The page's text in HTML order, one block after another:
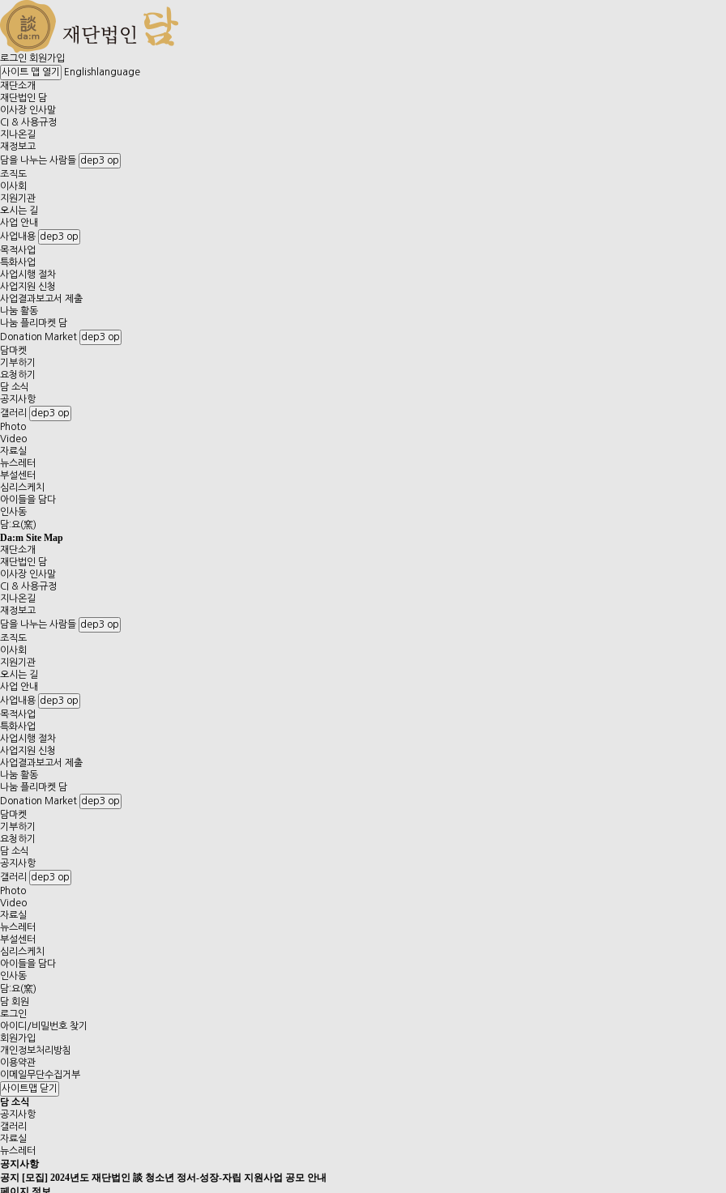
로그인 회원가입
사이트 맵 열기
English language
재단소개
재단법인 담
이사장 인사말
CI & 사용규정
지나온길
재정보고
담을 나누는 사람들 dep3 op
조직도
이사회
지원기관
오시는 길
사업 안내
사업내용 dep3 op
목적사업
특화사업
사업시행 절차
사업지원 신청
사업결과보고서 제출
나눔 활동
나눔 플리마켓 담
Donation Market dep3 op
담마켓
기부하기
요청하기
담 소식
공지사항
갤러리
dep3 op
Photo
Video
자료실
뉴스레터
부설센터
심리스케치
아이들을 담다
인사동
담:요(窯)
Da:m Site Map
재단소개
재단법인 담
이사장 인사말
CI & 사용규정
지나온길
재정보고
담을 나누는 사람들 dep3 op
조직도
이사회
지원기관
오시는 길
사업 안내
사업내용 dep3 op
목적사업
특화사업
사업시행 절차
사업지원 신청
사업결과보고서 제출
나눔 활동
나눔 플리마켓 담
Donation Market dep3 op
담마켓
기부하기
요청하기
담 소식
공지사항
갤러리
dep3 op
Photo
Video
자료실
뉴스레터
부설센터
심리스케치
아이들을 담다
인사동
담:요(窯)
담 회원
로그인
아이디/비밀번호 찾기
회원가입
개인정보처리방침
이용약관
이메일무단수집거부
사이트맵 닫기
담 소식
공지사항
갤러리
자료실
뉴스레터
공지사항
공지
[모집] 2024년도 재단법인 談 청소년 정서-성장-자립 지원사업 공모 안내